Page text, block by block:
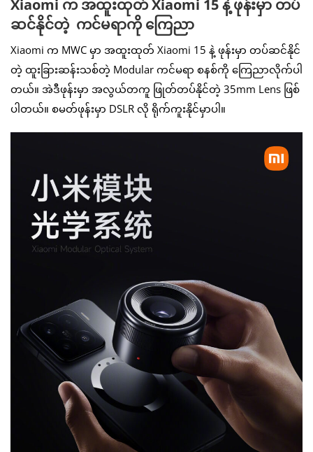
Xiaomi က အထူးထုတ် Xiaomi 15 နဲ့ ဖုန်းမှာ တပ်
ဆင်နိုင်တဲ့ ကင်မရာကို ကြေညာ
Xiaomi က MWC မှာ အထူးထုတ် Xiaomi 15 နဲ့ ဖုန်းမှာ တပ်ဆင်နိုင်
တဲ့ ထူးခြားဆန်းသစ်တဲ့ Modular ကင်မရာ စနစ်ကို ကြေညာလိုက်ပါ
တယ်။ အဲဒီဖုန်းမှာ အလွယ်တကူ ဖြုတ်တပ်နိုင်တဲ့ 35mm Lens ဖြစ်
ပါတယ်။ စမတ်ဖုန်းမှာ DSLR လို ရိုက်ကူးနိုင်မှာပါ။